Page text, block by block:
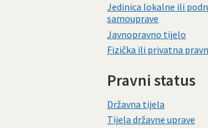
Jedinica lokalne ili
samouprave
Javnopravno tijelo
Fizička ili privatna
Pravni status
Državna tijela
Tijela državne uprave